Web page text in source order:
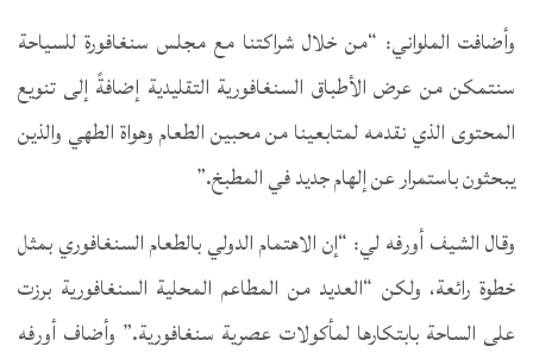
وأضافت الملواني: “من خلال شراكتنا مع مجلس سنغافورة للسياحة
سنتمكن من عرض الأطباق السنغافورية التقليدية إضافةً إلى تنويع
المحتوى الذي نقدمه لمتابعينا من محبين الطعام وهواة الطهي والذين
يبحثون باستمرار عن إلهام جديد في المطبخ.”
وقال الشيف أورفه لي: “إن الاهتمام الدولي بالطعام السنغافوري بمثل
خطوة رائعة، ولكن “العديد من المطاعم المحلية السنغافورية برزت
على الساحة بابتكارها لمأكولات عصرية سنغافورية.” وأضاف أورفه